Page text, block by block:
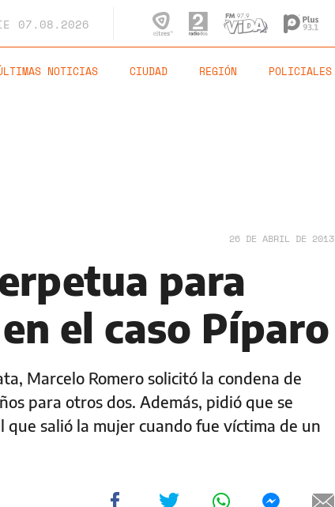
07.08.2026
NOTICIAS CIUDAD REGIÓN POLICIALES
26 DE ABRIL DE 2013
para
el caso Píparo
Marcelo Romero solicitó la condena de
para otros dos. Además, pidió que se
salió la mujer cuando fue víctima de un